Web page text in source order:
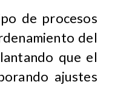
de procesos
del
que el
ajustes